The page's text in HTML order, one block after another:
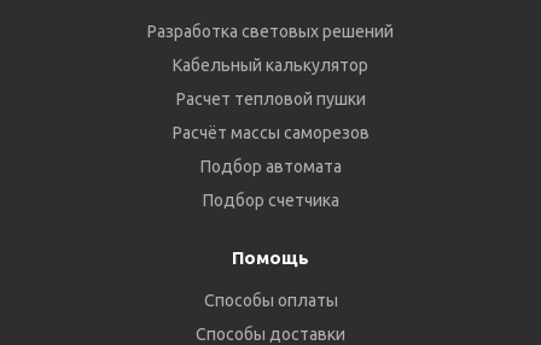
Разработка световых решений
Кабельный калькулятор
Расчет тепловой пушки
Расчёт массы саморезов
Подбор автомата
Подбор счетчика
Помощь
Способы оплаты
Способы доставки